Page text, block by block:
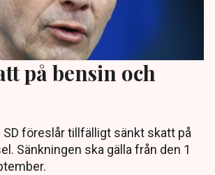
på bensin och
SD föreslår tillfälligt sänkt skatt på
Sänkningen ska gälla från den 1